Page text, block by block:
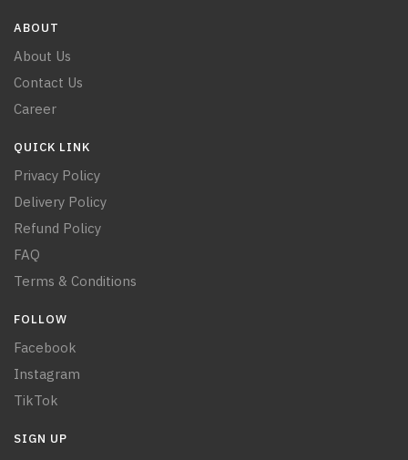
ABOUT
About Us
Contact Us
Career
QUICK LINK
Privacy Policy
Delivery Policy
Refund Policy
FAQ
Terms & Conditions
FOLLOW
Facebook
Instagram
TikTok
SIGN UP